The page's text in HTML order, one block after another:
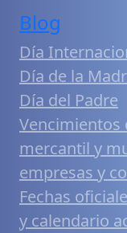
Blog
Día
Día de la
Día del Padre
Vencimientos
mercantil y
empresas y
Fechas
y calendario